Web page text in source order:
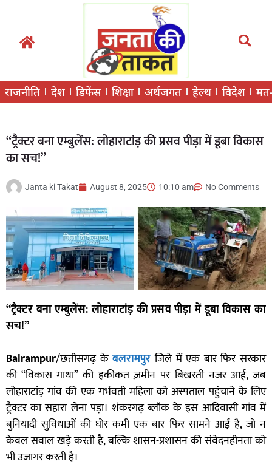
राजनीति देश डिफेंस शिक्षा अर्थजगत हेल्थ विदेश
“ट्रैक्टर बना एम्बुलेंस: लोहाराटांड़ की प्रसव पीड़ा में डूबा विकास
का सच!”
Janta ki Takat August 8, 2025 10:10 am No Comments
“ट्रैक्टर बना एम्बुलेंस: लोहाराटांड़ की प्रसव पीड़ा में डूबा विकास का
सच!”
Balrampur/छत्तीसगढ़ केबलरामपुर जिले में एक बार फिर सरकार
की “विकास गाथा” की हकीकत ज़मीन पर बिखरती नजर आई, जब
लोहाराटांड़ गांव की एक गर्भवती महिला को अस्पताल पहुंचाने के लिए
ट्रैक्टर का सहारा लेना पड़ा। शंकरगढ़ ब्लॉक के इस आदिवासी गांव में
बुनियादी सुविधाओं की घोर कमी एक बार फिर सामने आई है, जो न
केवल सवाल खड़े करती है, बल्कि शासन-प्रशासन की संवेदनहीनता को
भी उजागर करती है।